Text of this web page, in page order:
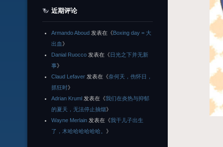
近期评论
Armando Aboud 发表在《Boxing day = 大
出血》
Danial Ruocco 发表在《日光之下并无新
事》
Claud Lefaver 发表在《奈何天，伤怀日，
抓狂时》
Adrian Kruml 发表在《我们在炎热与抑郁
的夏天，无法停止抽烟》
Wayne Merlain 发表在《我干儿子出生
了，木哈哈哈哈哈哈。 》